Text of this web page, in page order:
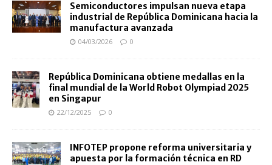
Semiconductores impulsan nueva etapa
industrial de República Dominicana hacia la
manufactura avanzada
04/03/2026 0
República Dominicana obtiene medallas en la
final mundial de la World Robot Olympiad 2025
en Singapur
22/12/2025 0
INFOTEP propone reforma universitaria y
apuesta por la formación técnica en RD